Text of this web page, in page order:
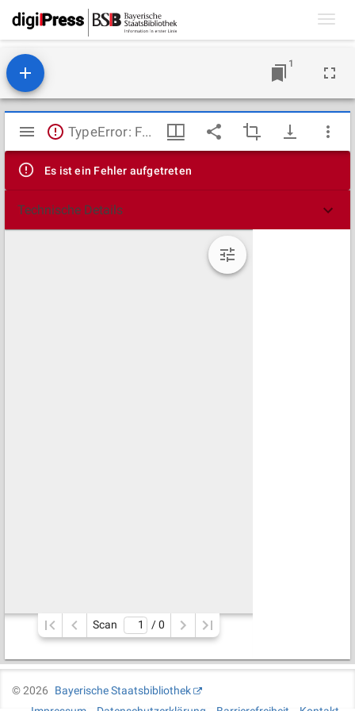
1
Mirador
Viewer
TypeError: Failed to fetch
Es ist ein Fehler aufgetreten
Technische Details
Scan / 0
©2026
Bayerische Staatsbibliothek